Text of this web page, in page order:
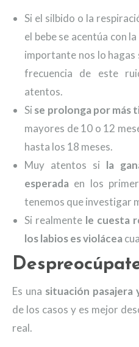
Si el silbido o la
el bebe se acentúa con la
importante nos lo hagas
frecuencia de este
atentos.
Si se prolonga por más
mayores de 10 o 12
hasta los 18 meses.
Muy atentos si la
esperada en los
tenemos que investigar
Si realmente le cuesta
los labios es violácea
Es una situación pasajera
de los casos y es mejor
real.